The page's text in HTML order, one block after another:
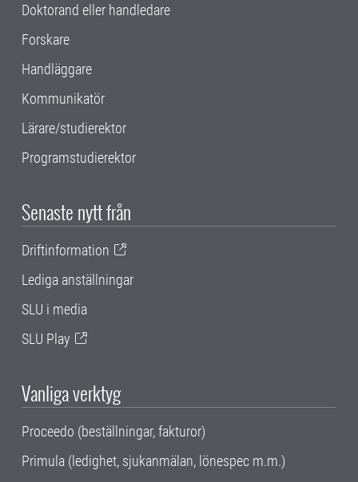
Doktorand eller handledare
Forskare
Handläggare
Kommunikatör
Lärare/studierektor
Programstudierektor
Senaste nytt från
Driftinformation
Lediga anställningar
SLU i media
SLU Play
Vanliga verktyg
Proceedo (beställningar, fakturor)
Primula (ledighet, sjukanmälan, lönespec m.m.)